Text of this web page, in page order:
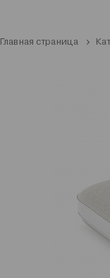
Главная страница